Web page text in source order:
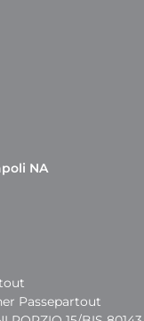
NA
Passepartout